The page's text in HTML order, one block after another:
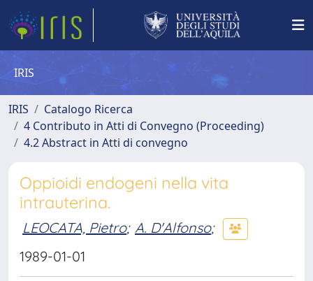
IRIS
IRIS
Catalogo Ricerca
4 Contributo in Atti di Convegno (Proceeding)
4.2 Abstract in Atti di convegno
Oppioidi endogeni nella vita
intrauterina.
LEOCATA, Pietro; A. D'Alfonso;
1989-01-01